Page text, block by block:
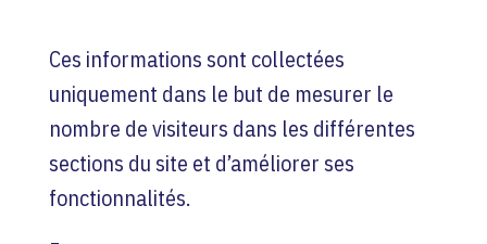
Ces informations sont collectées
uniquement dans le but de mesurer le
nombre de visiteurs dans les différentes
sections du site et d’améliorer ses
fonctionnalités.